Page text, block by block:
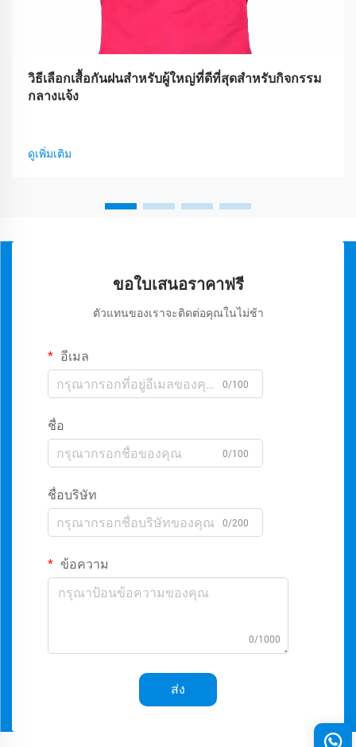
วิธีเลือกเสื้อกันฝนสำหรับผู้ใหญ่ที่ดีที่สุดสำหรับกิจกรรม
กลางแจ้ง
ดูเพิ่มเติม
ขอใบเสนอราคาฟรี
ตัวแทนของเราจะติดต่อคุณในไม่ช้า
อีเมล
0/100
ชื่อ
0/100
ชื่อบริษัท
0/200
ข้อความ
0/1000
ส่ง